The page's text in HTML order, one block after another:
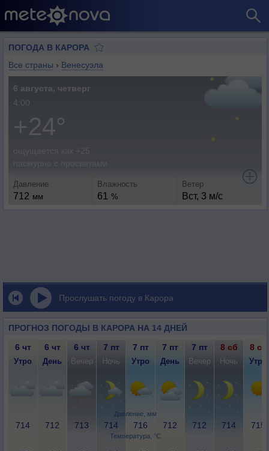
ПОГОДА В КАРОРА
Все страны › Венесуэла
6 августа, четверг
4:00
+24°
Давление
712 мм
Влажность
61 %
Ветер
Вст, 3 м/с
Прослушать погоду в Карора
ПРОГНОЗ ПОГОДЫ В КАРОРА НА 14 ДНЕЙ
Давление, мм
Температура, °C
6 чт 6 чт 6 чт 7 пт 7 пт 7 пт 7 пт 8 сб 8 сб
Утро День Вечер Ночь Утро День Вечер Ночь Утро
714 712 713 714 716 712 712 714 715